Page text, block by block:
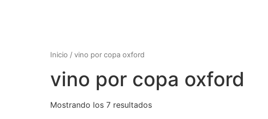
Inicio / vino por copa oxford
vino por copa oxford
Mostrando los 7 resultados